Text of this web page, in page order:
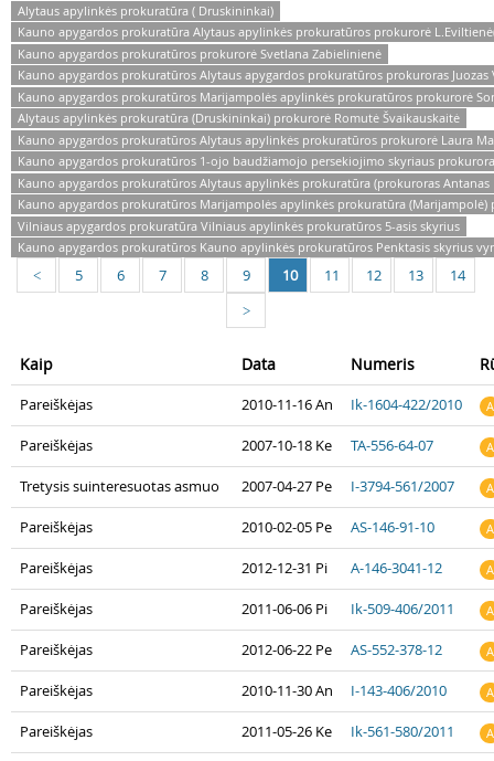
Alytaus apylinkės prokuratūra ( Druskininkai)
Kauno apygardos prokuratūra Alytaus apylinkės prokuratūros prokurorė
Kauno apygardos prokuratūros prokurorė Svetlana Zabielinienė
Kauno apygardos prokuratūros Alytaus apygardos prokuratūros prokuroras Juozas
Kauno apygardos prokuratūros Marijampolės apylinkės prokuratūros prokurorė
Alytaus apylinkės prokuratūra (Druskininkai) prokurorė Romutė Švaikauskaitė
Kauno apygardos prokuratūros Alytaus apylinkės prokuratūros prokurorė Laura
Kauno apygardos prokuratūros 1-ojo baudžiamojo persekiojimo skyriaus
Kauno apygardos prokuratūros Alytaus apylinkės prokuratūra (prokuroras Antanas
Kauno apygardos prokuratūros Marijampolės apylinkės prokuratūra (Marijampolė)
Vilniaus apygardos prokuratūra Vilniaus apylinkės prokuratūros 5-asis skyrius
Kauno apygardos prokuratūros Kauno apylinkės prokuratūros Penktasis skyrius
< 5 6 7 8 9 10 11 12 13 14
>
Kaip Data Numeris
Pareiškėjas 2010-11-16 An Ik-1604-422/2010 A
Pareiškėjas 2007-10-18 Ke TA-556-64-07 A
Tretysis suinteresuotas asmuo 2007-04-27 Pe I-3794-561/2007 A
Pareiškėjas 2010-02-05 Pe AS-146-91-10 A
Pareiškėjas 2012-12-31 Pi A-146-3041-12 A
Pareiškėjas 2011-06-06 Pi Ik-509-406/2011 A
Pareiškėjas 2012-06-22 Pe AS-552-378-12 A
Pareiškėjas 2010-11-30 An I-143-406/2010 A
Pareiškėjas 2011-05-26 Ke Ik-561-580/2011 A